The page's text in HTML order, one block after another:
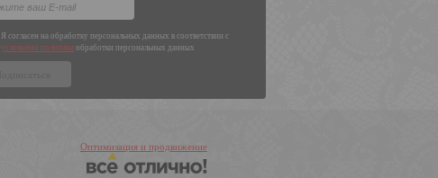
Я согласен на обработку персональных данных в соответствии с
условиями политики обработки персональных данных
Оптимизация и продвижение